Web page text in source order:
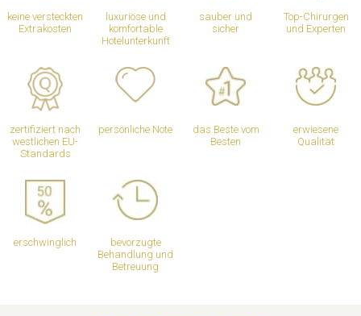
keine versteckten
Extrakosten
luxuriöse und
komfortable
Hotelunterkunft
sauber und
sicher
Top-Chirurgen
und Experten
zertifiziert nach
westlichen EU-
Standards
persönliche Note
das Beste vom
Besten
erwiesene
Qualität
erschwinglich
bevorzugte
Behandlung und
Betreuung